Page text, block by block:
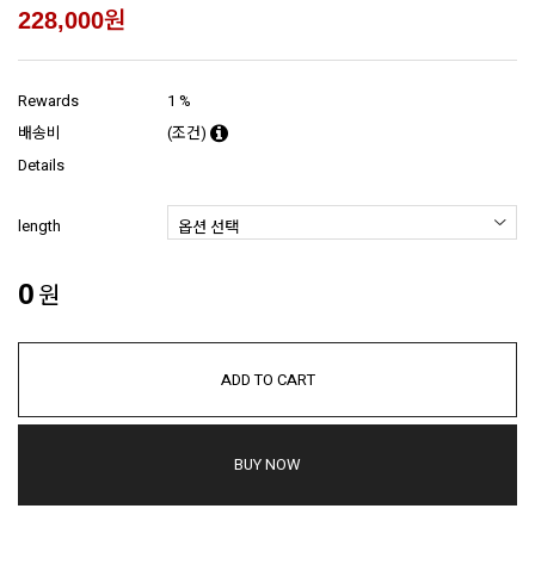
228,000원
Rewards
1 %
배송비
(조건)
Details
length
0원
ADD TO CART
BUY NOW